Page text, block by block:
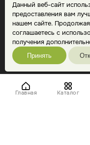
Данный веб-сайт
предоставления вам
нашем сайте.
соглашаетесь с
получения
Принять
Главная Каталог
Карта сайта
Политика
Публичная оферта
Обработка